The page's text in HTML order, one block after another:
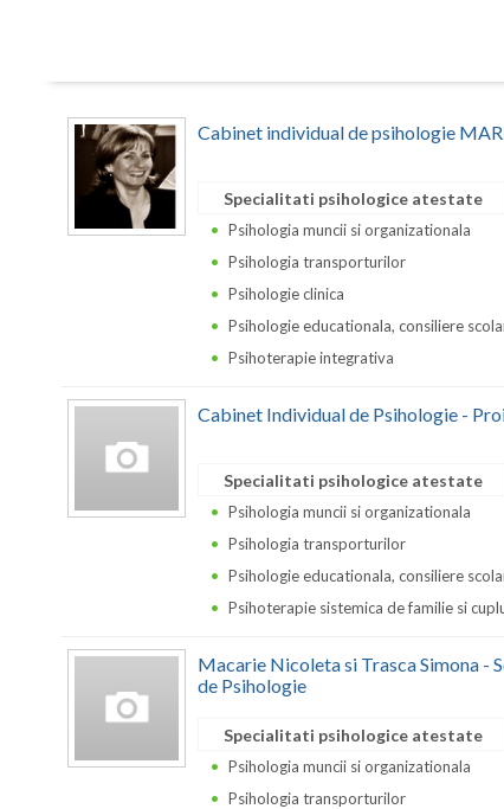
Cabinet individual de psihologie
Specialitati psihologice atestate
Psihologia muncii si organizationala
Psihologia transporturilor
Psihologie clinica
Psihologie educationala, consiliere
Psihoterapie integrativa
Cabinet Individual de Psihologie -
Specialitati psihologice atestate
Psihologia muncii si organizationala
Psihologia transporturilor
Psihologie educationala, consiliere
Psihoterapie sistemica de familie si
Macarie Nicoleta si Trasca Simona -
de Psihologie
Specialitati psihologice atestate
Psihologia muncii si organizationala
Psihologia transporturilor